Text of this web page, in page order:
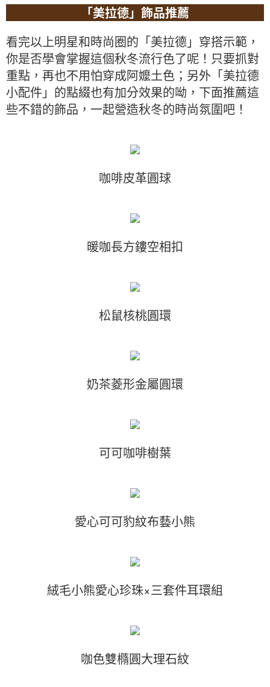
「美拉德」飾品推薦
看完以上明星和時尚圈的「美拉德」穿搭示範，
你是否學會掌握這個秋冬流行色了呢！只要抓對
重點，再也不用怕穿成阿嬤土色；另外「美拉德
小配件」的點綴也有加分效果的呦，下面推薦這
些不錯的飾品，一起營造秋冬的時尚氛圍吧！
咖啡皮革圓球
暖咖長方鏤空相扣
松鼠核桃圓環
奶茶菱形金屬圓環
可可咖啡樹葉
愛心可可豹紋布藝小熊
絨毛小熊愛心珍珠×三套件耳環組
咖色雙橢圓大理石紋